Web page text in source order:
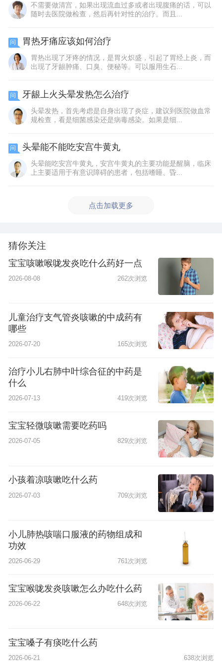
不需要做清宫，如果出现流血过多或者出现腹痛的话，可以
随时去医院做检查，然后再针对性的治疗。而且...
问 胃热牙痛应该如何治疗
胃热出现了牙疼的情况，是胃火炽盛，引起了胃经上炎，而
出现了牙龈肿痛、口臭、便秘等。可以服用生石...
问 牙龈上火头晕发热怎么治疗
头晕发热，首先考虑是自身出现了炎症，建议到医院做血常
规检查，看是细菌感染还是病毒感染。如果是细...
问 头晕能不能吃安宫牛黄丸
头晕能吃安宫牛黄丸，安宫牛黄丸的主要功能是醒脑，临床
上主要适用于有意识障碍的患者，包括嗜睡、昏...
点击加载更多
猜你关注
宝宝咳嗽喉咙发炎吃什么药好一点
2026-08-08 262次浏览
儿童治疗支气管炎咳嗽的中成药有
哪些
2026-07-20 165次浏览
治疗小儿右肺中叶综合征的中药是
什么
2026-07-13 419次浏览
宝宝轻微咳嗽需要吃药吗
2026-07-05 829次浏览
小孩着凉咳嗽吃什么药
2026-07-03 709次浏览
小儿肺热咳喘口服液的药物组成和
功效
2026-06-29 761次浏览
宝宝喉咙发炎咳嗽怎么办吃什么药
2026-06-22 648次浏览
宝宝嗓子有痰吃什么药
2026-06-21 638次浏览